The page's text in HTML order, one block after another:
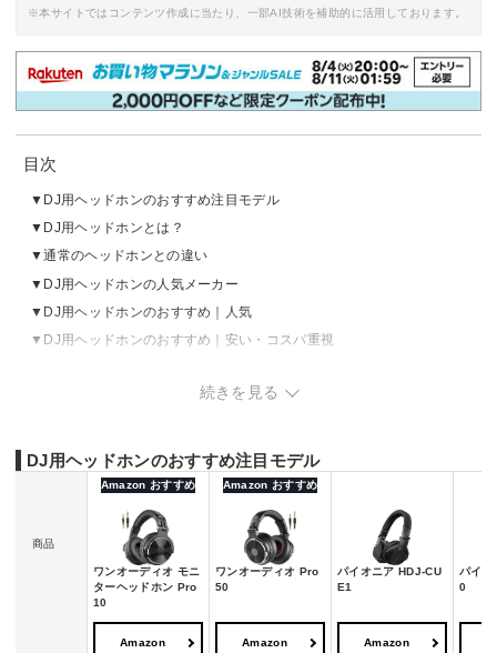
※本サイトではコンテンツ作成に当たり、一部AI技術を補助的に活用しております。
目次
DJ用ヘッドホンのおすすめ注目モデル
DJ用ヘッドホンとは？
通常のヘッドホンとの違い
DJ用ヘッドホンの人気メーカー
DJ用ヘッドホンのおすすめ｜人気
DJ用ヘッドホンのおすすめ｜安い・コスパ重視
DJ用ヘッドホンの売れ筋ランキングをチェック
続きを見る
DJ用ヘッドホンのおすすめ注目モデル
商品
Amazon おすすめ
ワンオーディオ モニ
ターヘッドホン Pro
10
Amazon おすすめ
ワンオーディオ Pro
50
パイオニア HDJ-CU
E1
パイオ
0
Amazon Amazon Amazon